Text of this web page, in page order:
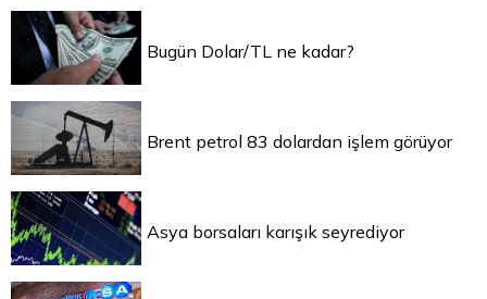
Bugün Dolar/TL ne kadar?
Brent petrol 83 dolardan işlem görüyor
Asya borsaları karışık seyrediyor